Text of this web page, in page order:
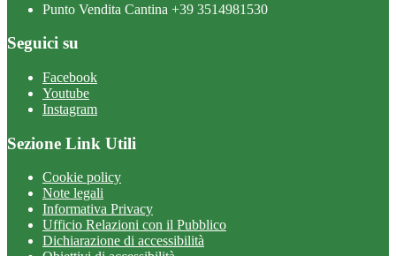
Punto Vendita Cantina +39 3514981530
Seguici su
Facebook
Youtube
Instagram
Sezione Link Utili
Cookie policy
Note legali
Informativa Privacy
Ufficio Relazioni con il Pubblico
Dichiarazione di accessibilità